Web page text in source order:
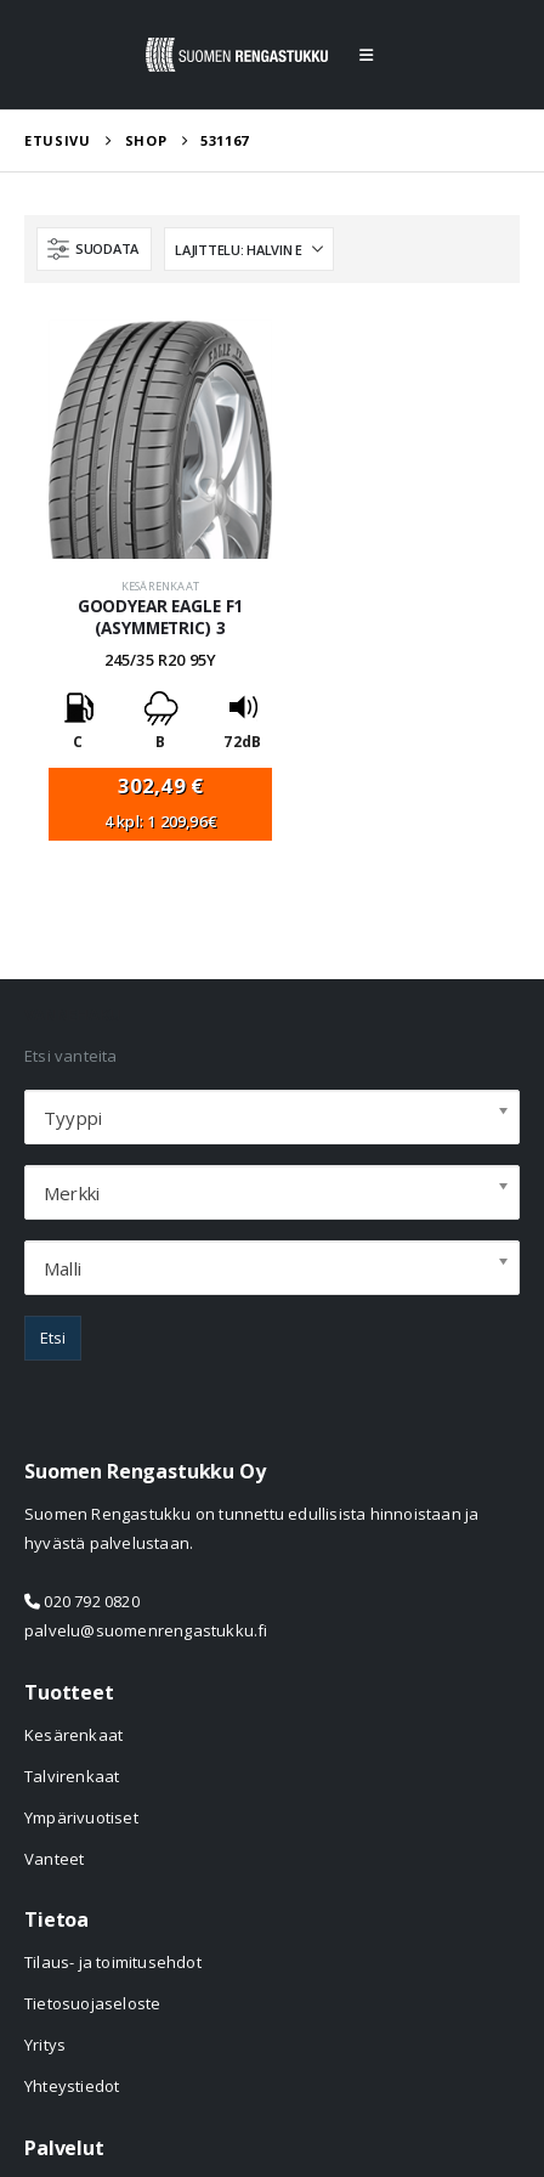
ETUSIVU SHOP 531167
SUODATA
KESÄRENKAAT
GOODYEAR EAGLE F1
(ASYMMETRIC) 3
245/35 R20 95Y
C B 72dB
302,49€
4 kpl: 1 209,96€
Etsi vanteita
Tyyppi
Merkki
Malli
Etsi
Suomen Rengastukku Oy
Suomen Rengastukku on tunnettu edullisista hinnoistaan ja
hyvästä palvelustaan.
020 792 0820
palvelu@suomenrengastukku.fi
Tuotteet
Kesärenkaat
Talvirenkaat
Ympärivuotiset
Vanteet
Tietoa
Tilaus- ja toimitusehdot
Tietosuojaseloste
Yritys
Yhteystiedot
Palvelut